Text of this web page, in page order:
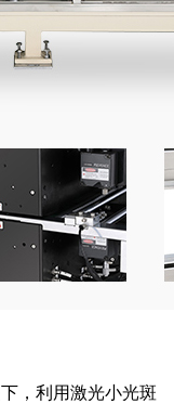
，利用激光小光斑